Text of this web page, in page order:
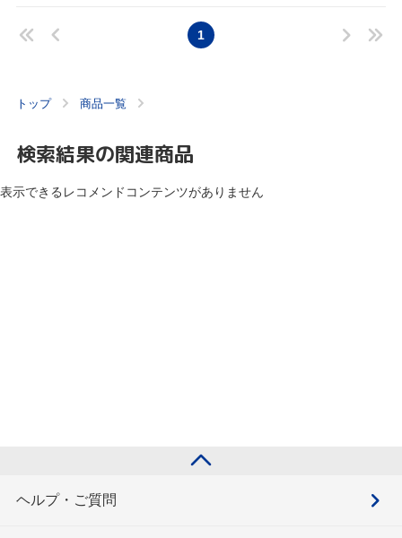
1
トップ 商品一覧
検索結果の関連商品
表示できるレコメンドコンテンツがありません
ヘルプ・ご質問